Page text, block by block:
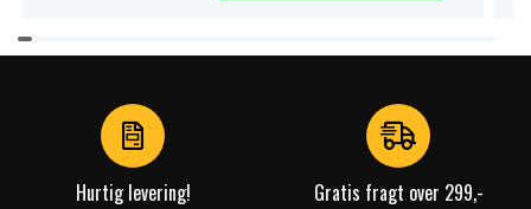
Item
1
Hurtig levering! Gratis fragt over 299,-